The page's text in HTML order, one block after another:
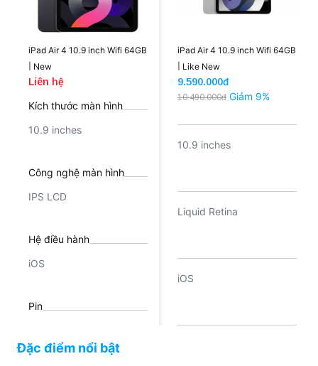
iPad Air 4 10.9 inch Wifi 64GB
| New
Liên hệ
Kích thước màn hình
10.9 inches
Công nghệ màn hình
IPS LCD
Hệ điều hành
iOS
Pin
iPad Air 4 10.9 inch Wifi 64GB
| Like New
9.590.000đ
10.490.000đ Giảm 9%
10.9 inches
Liquid Retina
iOS
Đặc điểm nổi bật